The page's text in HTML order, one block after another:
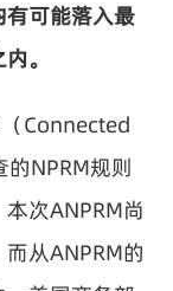
可能落入最
。
Connected
NPRM规则
次ANPRM尚
从ANPRM的